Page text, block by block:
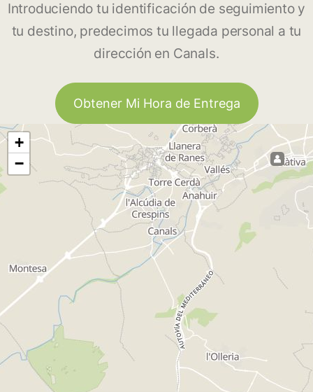
Introduciendo tu identificación de seguimiento y
tu destino, predecimos tu llegada personal a tu
dirección en Canals.
Obtener Mi Hora de Entrega
+
−